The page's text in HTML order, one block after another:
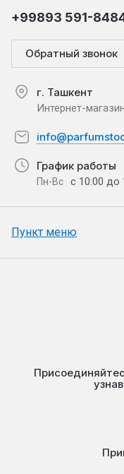
+99893 591-
Обратный звонок
г. Ташкент
Интернет-
График работы
Пн-Вс с 10:00 до
Пункт меню